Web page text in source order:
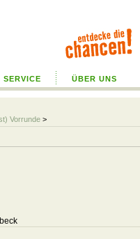
SERVICE ÜBER UNS
Vorrunde >